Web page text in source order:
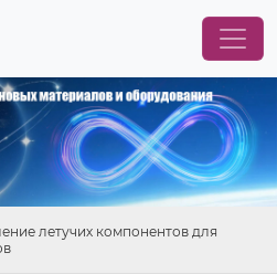
летучих компонентов для